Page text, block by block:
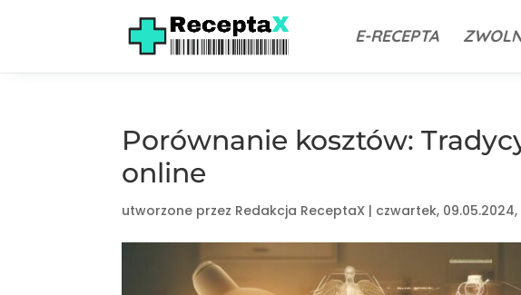
E-RECEPTA
Porównanie kosztów:
online
utworzone przez Redakcja ReceptaX | czwartek, 09.05.2024,